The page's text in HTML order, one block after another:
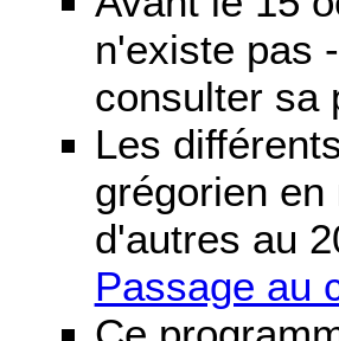
n'existe pas
consulter sa
Les
grégorien
d'autres au
Passage au